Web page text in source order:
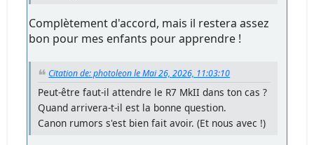
Complètement d'accord, mais il restera assez
bon pour mes enfants pour apprendre !
Citation de: photoleon le Mai 26, 2026, 11:03:10
Peut-être faut-il attendre le R7 MkII dans ton cas ?
Quand arrivera-t-il est la bonne question.
Canon rumors s'est bien fait avoir. (Et nous avec !)